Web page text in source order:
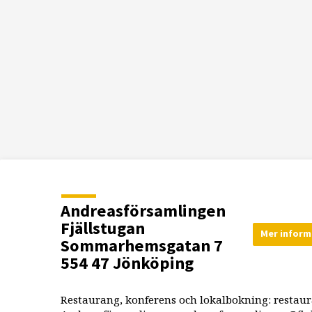
Andreasförsamlingen
Fjällstugan
Sommarhemsgatan 7
554 47 Jönköping
Mer
Restaurang, konferens och lokalbokning: